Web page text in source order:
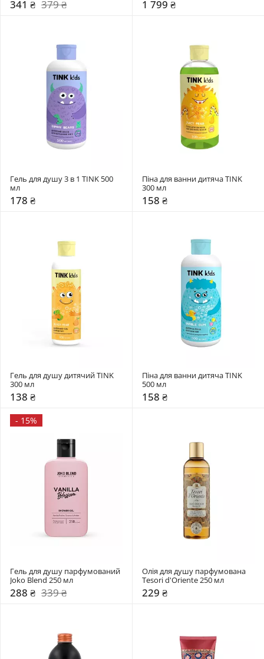
341 ₴ 379 ₴ 1 799 ₴
Гель для душу 3 в 1 TINK 500
мл
178 ₴
Піна для ванни дитяча TINK
300 мл
158 ₴
Гель для душу дитячий TINK
300 мл
138 ₴
Піна для ванни дитяча TINK
500 мл
158 ₴
- 15%
Гель для душу парфумований
Joko Blend 250 мл
288 ₴ 339 ₴
Олія для душу парфумована
Tesori d'Oriente 250 мл
229 ₴